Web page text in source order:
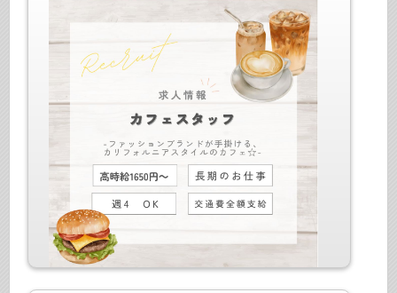
給与：時給1700円+交全給